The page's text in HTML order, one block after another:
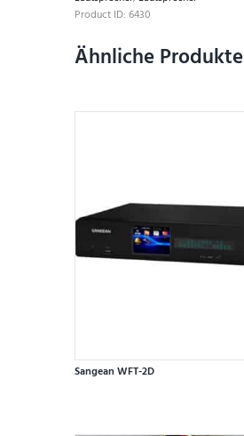
Product ID: 6430
Ähnliche Produkte
Sangean WFT-2D